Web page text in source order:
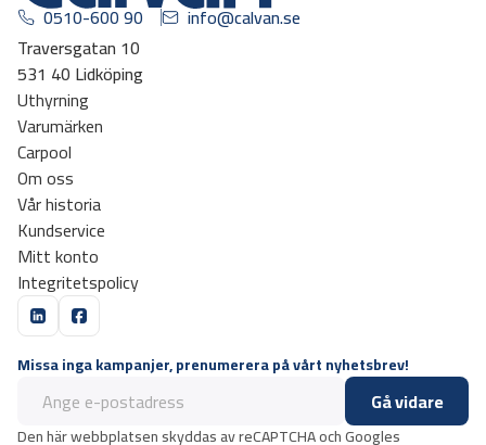
0510-600 90
info@calvan.se
Traversgatan 10
531 40 Lidköping
Uthyrning
Varumärken
Carpool
Om oss
Vår historia
Kundservice
Mitt konto
Integritetspolicy
Missa inga kampanjer, prenumerera på vårt nyhetsbrev!
Gå vidare
Den här webbplatsen skyddas av reCAPTCHA och Googles